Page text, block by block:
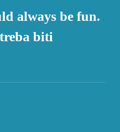
always be fun.
biti